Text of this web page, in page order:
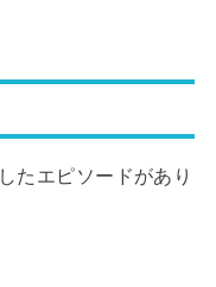
たエピソードがあり